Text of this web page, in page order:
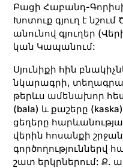
Բացի Հաբանդ-
Խոտուք գյուղ է
անունով գյուղեր
կան Կապանում:
Սյունիքի հին
նկարագրի,
թերևս ամենախոր
(bala) և քաշերը
ցեղերը
վերին հոսանքի
գործողություններվ
շատ երկրներում: Ք.